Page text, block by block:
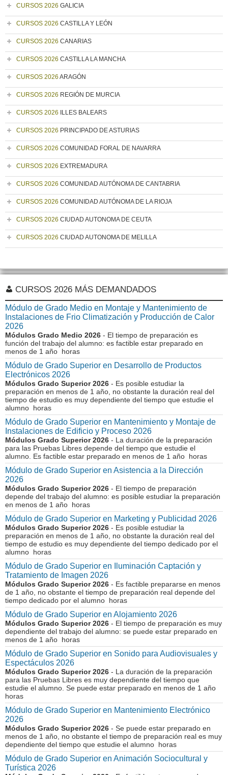
CURSOS 2026 GALICIA
CURSOS 2026 CASTILLA Y LEÓN
CURSOS 2026 CANARIAS
CURSOS 2026 CASTILLA LA MANCHA
CURSOS 2026 ARAGÓN
CURSOS 2026 REGIÓN DE MURCIA
CURSOS 2026 ILLES BALEARS
CURSOS 2026 PRINCIPADO DE ASTURIAS
CURSOS 2026 COMUNIDAD FORAL DE NAVARRA
CURSOS 2026 EXTREMADURA
CURSOS 2026 COMUNIDAD AUTÓNOMA DE CANTABRIA
CURSOS 2026 COMUNIDAD AUTÓNOMA DE LA RIOJA
CURSOS 2026 CIUDAD AUTONOMA DE CEUTA
CURSOS 2026 CIUDAD AUTONOMA DE MELILLA
CURSOS 2026 MÁS DEMANDADOS
Módulo de Grado Medio en Montaje y Mantenimiento de
Instalaciones de Frio Climatización y Producción de Calor
2026
Módulos Grado Medio 2026 - El tiempo de preparación es
función del trabajo del alumno: es factible estar preparado en
menos de 1 año horas
Módulo de Grado Superior en Desarrollo de Productos
Electrónicos 2026
Módulos Grado Superior 2026 - Es posible estudiar la
preparación en menos de 1 año, no obstante la duración real del
tiempo de estudio es muy dependiente del tiempo que estudie el
alumno horas
Módulo de Grado Superior en Mantenimiento y Montaje de
Instalaciones de Edificio y Proceso 2026
Módulos Grado Superior 2026 - La duración de la preparación
para las Pruebas Libres depende del tiempo que estudie el
alumno. Es factible estar preparado en menos de 1 año horas
Módulo de Grado Superior en Asistencia a la Dirección
2026
Módulos Grado Superior 2026 - El tiempo de preparación
depende del trabajo del alumno: es posible estudiar la preparación
en menos de 1 año horas
Módulo de Grado Superior en Marketing y Publicidad 2026
Módulos Grado Superior 2026 - Es posible estudiar la
preparación en menos de 1 año, no obstante la duración real del
tiempo de estudio es muy dependiente del tiempo dedicado por el
alumno horas
Módulo de Grado Superior en Iluminación Captación y
Tratamiento de Imagen 2026
Módulos Grado Superior 2026 - Es factible prepararse en menos
de 1 año, no obstante el tiempo de preparación real depende del
tiempo dedicado por el alumno horas
Módulo de Grado Superior en Alojamiento 2026
Módulos Grado Superior 2026 - El tiempo de preparación es muy
dependiente del trabajo del alumno: se puede estar preparado en
menos de 1 año horas
Módulo de Grado Superior en Sonido para Audiovisuales y
Espectáculos 2026
Módulos Grado Superior 2026 - La duración de la preparación
para las Pruebas Libres es muy dependiente del tiempo que
estudie el alumno. Se puede estar preparado en menos de 1 año
horas
Módulo de Grado Superior en Mantenimiento Electrónico
2026
Módulos Grado Superior 2026 - Se puede estar preparado en
menos de 1 año, no obstante el tiempo de preparación real es muy
dependiente del tiempo que estudie el alumno horas
Módulo de Grado Superior en Animación Sociocultural y
Turística 2026